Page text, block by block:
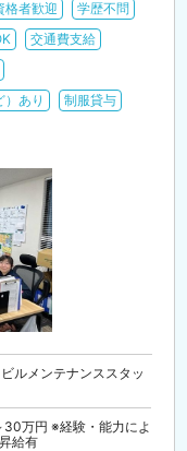
格者歓迎
学歴不問
交通費支給
あり
制服貸与
ルメンテナンススタッ
万円 ※経験・能力によ
給有